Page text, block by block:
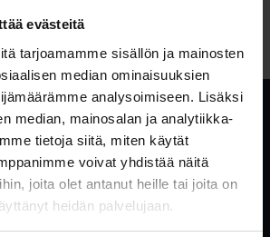
evästeitä
tarjoamamme sisällön ja mainosten
median ominaisuuksien
analysoimiseen. Lisäksi
median, mainosalan ja analytiikka-
tietoja siitä, miten käytät
voivat yhdistää näitä
joita olet antanut heille tai joita on
heidän palvelujaan.
OCH KONSULTATION”
Nya, begagnade och
med industrins snabbaste leveranser.